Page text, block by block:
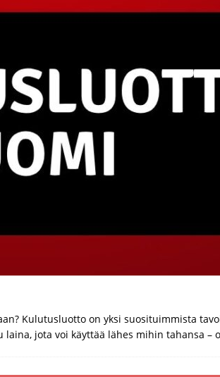
Kulutusluotto on yksi suosituimmista
jota voi käyttää lähes mihin tahansa –